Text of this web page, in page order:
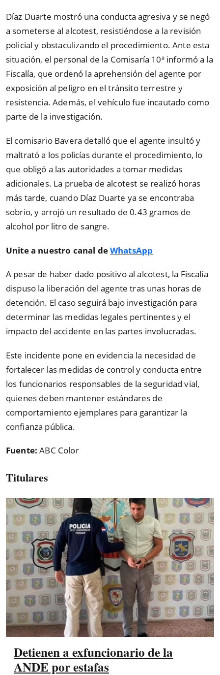
Díaz Duarte mostró una conducta agresiva y se negó
a someterse al alcotest, resistiéndose a la revisión
policial y obstaculizando el procedimiento. Ante esta
situación, el personal de la Comisaría 10ª informó a la
Fiscalía, que ordenó la aprehensión del agente por
exposición al peligro en el tránsito terrestre y
resistencia. Además, el vehículo fue incautado como
parte de la investigación.
El comisario Bavera detalló que el agente insultó y
maltrató a los policías durante el procedimiento, lo
que obligó a las autoridades a tomar medidas
adicionales. La prueba de alcotest se realizó horas
más tarde, cuando Díaz Duarte ya se encontraba
sobrio, y arrojó un resultado de 0.43 gramos de
alcohol por litro de sangre.
Unite a nuestro canal deWhatsApp
A pesar de haber dado positivo al alcotest, la Fiscalía
dispuso la liberación del agente tras unas horas de
detención. El caso seguirá bajo investigación para
determinar las medidas legales pertinentes y el
impacto del accidente en las partes involucradas.
Este incidente pone en evidencia la necesidad de
fortalecer las medidas de control y conducta entre
los funcionarios responsables de la seguridad vial,
quienes deben mantener estándares de
comportamiento ejemplares para garantizar la
confianza pública.
Fuente:ABC Color
Titulares
Detienen a exfuncionario de la
ANDE por estafas